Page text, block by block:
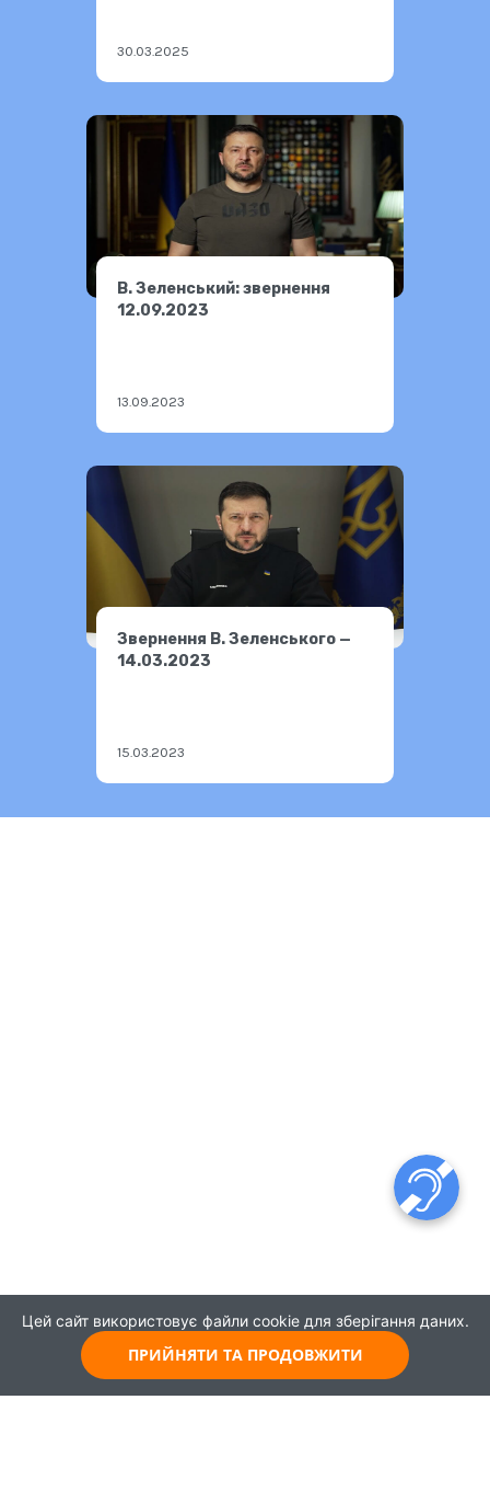
30.03.2025
В. Зеленський: звернення
12.09.2023
13.09.2023
Звернення В. Зеленського —
14.03.2023
15.03.2023
Цей сайт використовує файли cookie для зберігання даних.
ПРИЙНЯТИ ТА ПРОДОВЖИТИ